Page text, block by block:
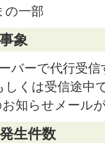
の一部
象
バーで代行受
しくは受信途中
お知らせメール
生件数